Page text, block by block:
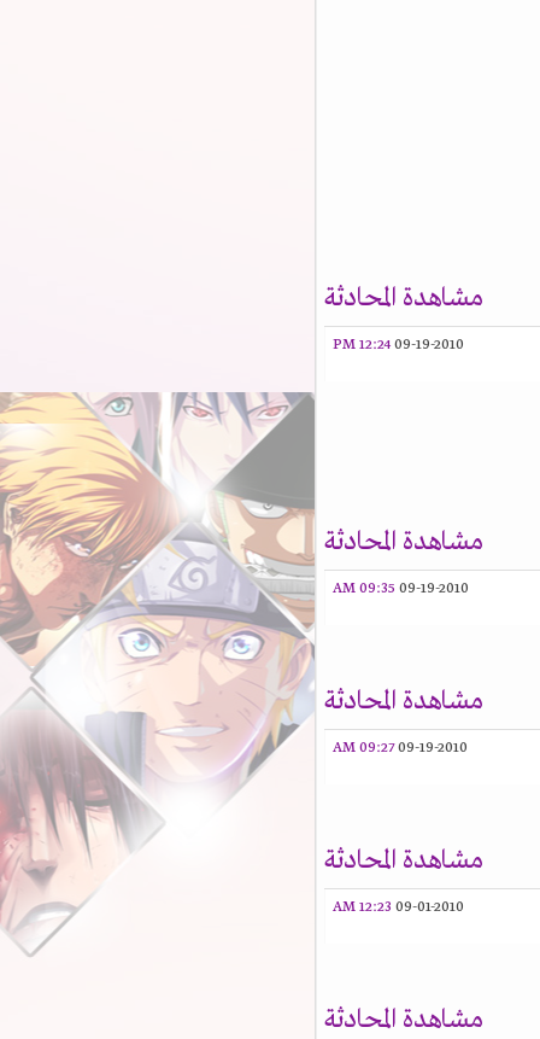
مشاهدة المحادثة
09-19-2010
12:24 PM
مشاهدة المحادثة
09-19-2010
09:35 AM
مشاهدة المحادثة
09-19-2010
09:27 AM
مشاهدة المحادثة
09-01-2010
12:23 AM
مشاهدة المحادثة